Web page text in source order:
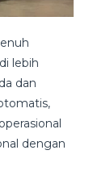
lebih
dan
dengan